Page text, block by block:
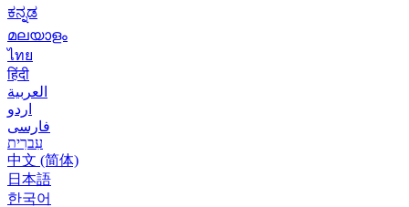
ಕನ್ನಡ
മലയാളം
ไทย
हिंदी
العربية
اردو
فارسی
עִברִית
中文 (简体)
日本語
한국어